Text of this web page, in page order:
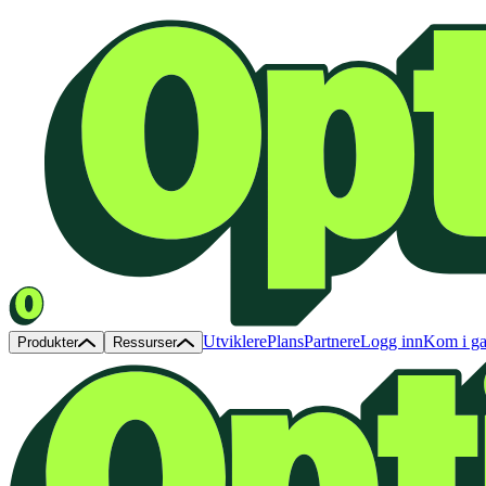
Produkter Ressurser UtviklerePlansPartnereLogg innKom i